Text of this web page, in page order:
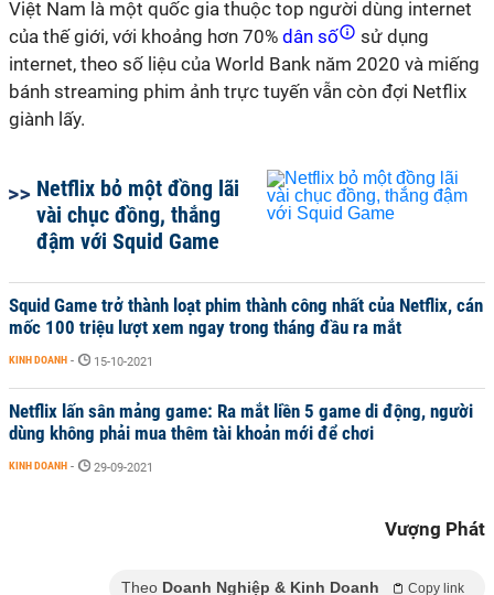
Việt Nam là một quốc gia thuộc top người dùng internet
của thế giới, với khoảng hơn 70% dân số
sử dụng
internet, theo số liệu của World Bank năm 2020 và miếng
bánh streaming phim ảnh trực tuyến vẫn còn đợi Netflix
giành lấy.
Netflix bỏ một đồng lãi
vài chục đồng, thắng
đậm với Squid Game
Squid Game trở thành loạt phim thành công nhất của Netflix, cán
mốc 100 triệu lượt xem ngay trong tháng đầu ra mắt
KINH DOANH - 15-10-2021
Netflix lấn sân mảng game: Ra mắt liền 5 game di động, người
dùng không phải mua thêm tài khoản mới để chơi
KINH DOANH - 29-09-2021
Vượng Phát
Theo Doanh Nghiệp & Kinh Doanh Copy link